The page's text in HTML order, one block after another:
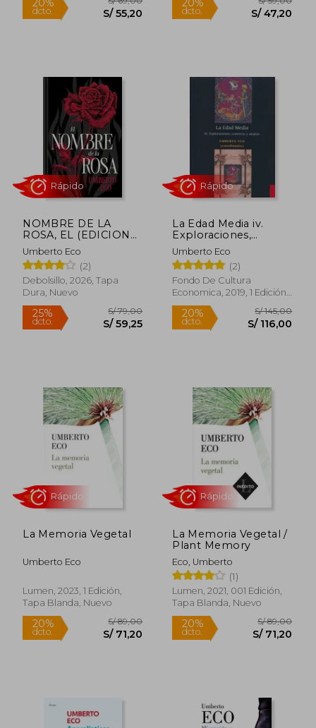
S/ 55,20
20%
dcto.
NOMBRE DE LA
ROSA, EL (EDICION
ESPECIAL EN TAPA
DURA)
Umberto Eco
(2)
Debolsillo, 2026, Tapa
Dura, Nuevo
25%
dcto.
La Edad Media iv.
Exploraciones,
Comercio y Utopia
Umberto Eco
(2)
Fondo De Cultura
Economica, 2019, 1 Edición,
Tapa Blanda, Nuevo
20%
dcto.
Rápido
La Memoria Vegetal
Umberto Eco
Lumen, 2023, 1 Edición,
Tapa Blanda, Nuevo
La Memoria Vegetal /
Plant Memory
Eco, Umberto
(1)
Lumen, 2021, 001 Edición,
Tapa Blanda, Nuevo